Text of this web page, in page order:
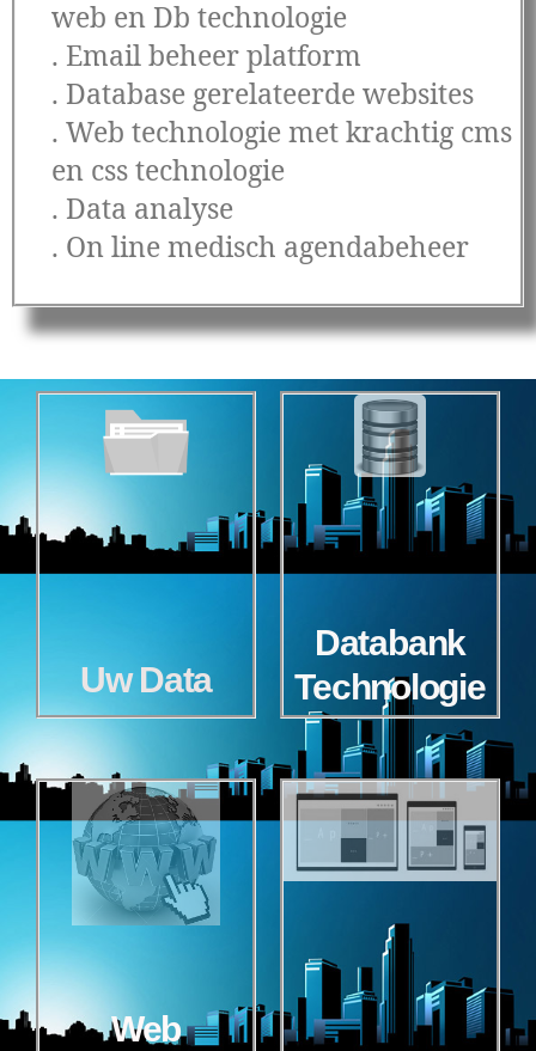
web en Db technologie
. Email beheer platform
. Database gerelateerde websites
. Web technologie met krachtig cms
en css technologie
. Data analyse
. On line medisch agendabeheer
Uw Data
Databank
Technologie
Web